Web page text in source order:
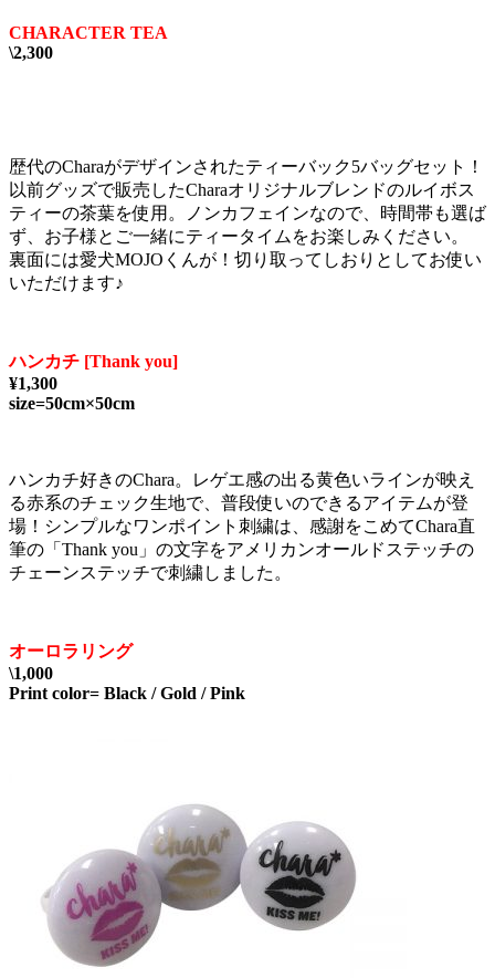
CHARACTER TEA
\2,300
歴代のCharaがデザインされたティーバック5バッグセット！
以前グッズで販売したCharaオリジナルブレンドのルイボス
ティーの茶葉を使用。ノンカフェインなので、時間帯も選ば
ず、お子様とご一緒にティータイムをお楽しみください。
裏面には愛犬MOJOくんが！切り取ってしおりとしてお使い
いただけます♪
ハンカチ [Thank you]
¥1,300
size=50cm×50cm
ハンカチ好きのChara。レゲエ感の出る黄色いラインが映え
る赤系のチェック生地で、普段使いのできるアイテムが登
場！シンプルなワンポイント刺繍は、感謝をこめてChara直
筆の「Thank you」の文字をアメリカンオールドステッチの
チェーンステッチで刺繍しました。
オーロラリング
\1,000
Print color= Black / Gold / Pink